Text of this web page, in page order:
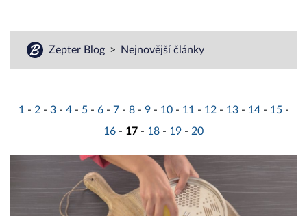
Zepter Blog Nejnovější články
1 - 2 - 3 - 4 - 5 - 6 - 7 - 8 - 9 - 10 - 11 - 12 - 13 - 14 - 15 -
16 - 17 - 18 - 19 - 20